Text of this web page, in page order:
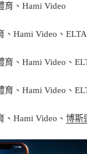
育、Hami Video
、Hami Video、
育、Hami Video、
育、Hami Video、
、Hami Video、博斯